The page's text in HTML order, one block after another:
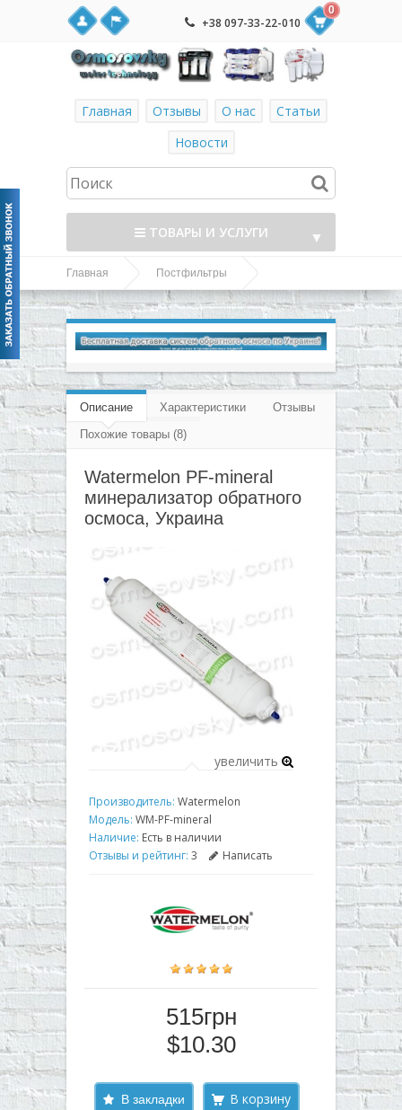
+38 097-33-22-010
0
Главная Отзывы О нас
Статьи
Новости
ТОВАРЫ И УСЛУГИ ▼
▼
▼
▼
▼
Главная Постфильтры
Watermelon постфильтры и минерализаторы
Watermelon PF-mineral минерализатор в
системы обратного осмоса
Описание Характеристики
Отзывы
Похожие товары (8)
Watermelon PF-mineral
минерализатор обратного
осмоса, Украина
увеличить
Производитель: Watermelon
Модель: WM-PF-mineral
Наличие: Есть в наличии
Отзывы и рейтинг: 3 Написать
515грн
$10.30
В закладки